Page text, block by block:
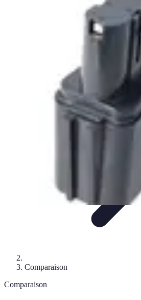
Comparateur MutuellePro
Comparateurs
impact des mutuelles pro
Comparaison
Comparaison